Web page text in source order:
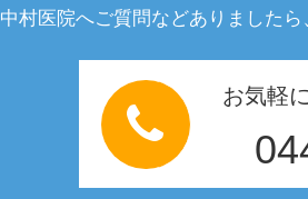
中村医院へご質問などありました
お気軽